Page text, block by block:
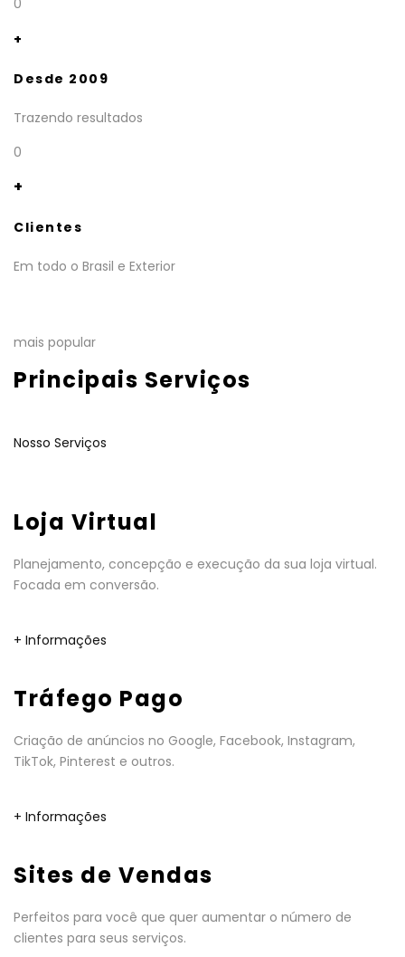
0
+
Desde 2009
Trazendo resultados
0
+
Clientes
Em todo o Brasil e Exterior
mais popular
Principais Serviços
Nosso Serviços
Loja Virtual
Planejamento, concepção e execução da sua loja virtual.
Focada em conversão.
+ Informações
Tráfego Pago
Criação de anúncios no Google, Facebook, Instagram,
TikTok, Pinterest e outros.
+ Informações
Sites de Vendas
Perfeitos para você que quer aumentar o número de
clientes para seus serviços.